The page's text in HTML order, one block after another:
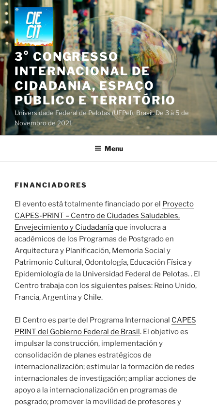
Skip
to
content
3° CONGRESSO
INTERNACIONAL DE
CIDADANIA, ESPAÇO
PÚBLICO E TERRITÓRIO
Universidade Federal de Pelotas (UFPel), Brasil. De 3 à 5 de
Novembro de 2021
Menu
FINANCIADORES
El evento está totalmente financiado por el Proyecto
CAPES-PRINT – Centro de Ciudades Saludables,
Envejecimiento y Ciudadaníaque involucra a
académicos de los Programas de Postgrado en
Arquitectura y Planificación, Memoria Social y
Patrimonio Cultural, Odontología, Educación Física y
Epidemiología de la Universidad Federal de Pelotas. . El
Centro trabaja con los siguientes países: Reino Unido,
Francia, Argentina y Chile.
El Centro es parte del Programa Internacional CAPES
PRINT del Gobierno Federal de Brasil. El objetivo es
impulsar la construcción, implementación y
consolidación de planes estratégicos de
internacionalización; estimular la formación de redes
internacionales de investigación; ampliar acciones de
apoyo a la internacionalización en programas de
posgrado; promover la movilidad de profesores y